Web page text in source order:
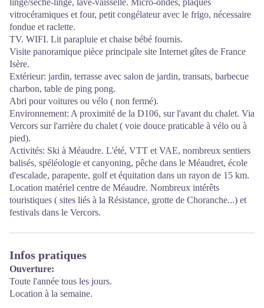
linge/sèche-linge, lave-vaisselle. Micro-ondes, plaques
vitrocéramiques et four, petit congélateur avec le frigo, nécessaire
fondue et raclette.
TV. WIFI. Lit parapluie et chaise bébé fournis.
Visite panoramique pièce principale site Internet gîtes de France
Isère.
Extérieur: jardin, terrasse avec salon de jardin, transats, barbecue
charbon, table de ping pong.
Abri pour voitures ou vélo ( non fermé).
Environnement: A proximité de la D106, sur l'avant du chalet. Via
Vercors sur l'arrière du chalet ( voie douce praticable à vélo ou à
pied).
Activités: Ski à Méaudre. L'été, VTT et VAE, nombreux sentiers
balisés, spéléologie et canyoning, pêche dans le Méaudret, école
d'escalade, parapente, golf et équitation dans un rayon de 15 km.
Location matériel centre de Méaudre. Nombreux intérêts
touristiques ( sites liés à la Résistance, grotte de Choranche...) et
festivals dans le Vercors.
Infos pratiques
Ouverture:
Toute l'année tous les jours.
Location à la semaine.